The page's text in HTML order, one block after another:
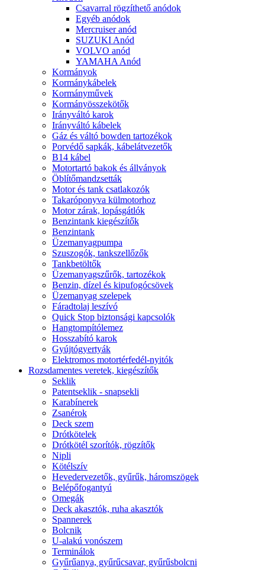
Csavarral rögzíthető anódok
Egyéb anódok
Mercruiser anód
SUZUKI Anód
VOLVO anód
YAMAHA Anód
Kormányok
Kormánykábelek
Kormányművek
Kormányösszekötők
Irányváltó karok
Irányváltó kábelek
Gáz és váltó bowden tartozékok
Porvédő sapkák, kábelátvezetők
B14 kábel
Motortartó bakok és állványok
Öblítőmandzsetták
Motor és tank csatlakozók
Takaróponyva külmotorhoz
Motor zárak, lopásgátlók
Benzintank kiegészítők
Benzintank
Üzemanyagpumpa
Szuszogók, tankszellőzők
Tankbetöltők
Üzemanyagszűrők, tartozékok
Benzin, dízel és kipufogócsövek
Üzemanyag szelepek
Fáradtolaj leszívó
Quick Stop biztonsági kapcsolók
Hangtompítólemez
Hosszabító karok
Gyújtógyertyák
Elektromos motortérfedél-nyitók
Rozsdamentes veretek, kiegészítők
Seklik
Patentseklik - snapsekli
Karabínerek
Zsanérok
Deck szem
Drótkötelek
Drótkötél szorítók, rögzítők
Nipli
Kötélszív
Hevedervezetők, gyűrűk, háromszögek
Belépőfogantyú
Omegák
Deck akasztók, ruha akasztók
Spannerek
Bolcnik
U-alakú vonószem
Terminálok
Gyűrűanya, gyűrűcsavar, gyűrűsbolcni